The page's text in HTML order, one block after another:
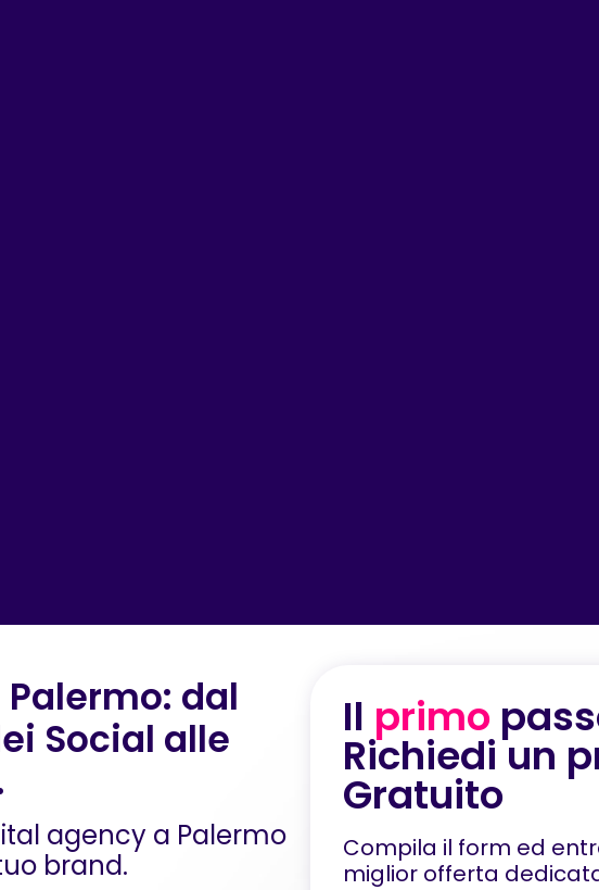
dal
Social alle
agency a Palermo
brand.
Il primo
Richiedi un
Gratuito
Compila il form ed
miglior offerta